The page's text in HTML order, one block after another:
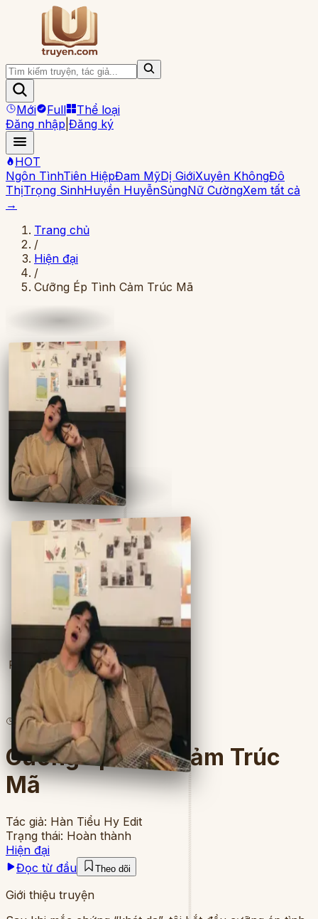
Mới Full
Thể loại
Đăng nhập Đăng ký
HOT
Ngôn TìnhTiên HiệpĐam MỹDị GiớiXuyên KhôngĐô
ThịTrọng SinhHuyền HuyễnSủngNữ CườngXem tất cả
→
Trang chủ
/
Hiện đại
/
Cưỡng Ép Tình Cảm Trúc Mã
Full
4lượt đọc· 8 chương
Cưỡng Ép Tình Cảm Trúc
Mã
Tác giả: Hàn Tiểu Hy Edit
Trạng thái: Hoàn thành
Hiện đại
Đọc từ đầu
Theo dõi
Giới thiệu truyện